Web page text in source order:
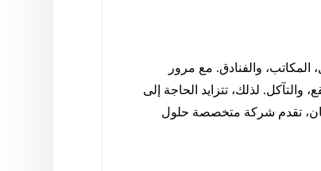
المكاتب، والفنادق. مع مرور
والتآكل. لذلك، تتزايد الحاجة إلى
تقدم شركة متخصصة حلول